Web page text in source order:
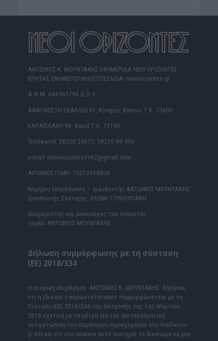
ΑΝΤΩΝΙΟΣ Κ. ΜΟΥΝΤΑΚΗΣ ΕΦΗΜΕΡΙΔΑ ΝΕΟΙ ΟΡΙΖΟΝΤΕΣ
ΚΡΗΤΗΣ ΕΝΗΜΕΡΩΤΙΚΗ ΙΣΤΟΣΕΛΙΔΑ: neoiorizontes.gr
Α.Φ.Μ. 044965796 Δ.Ο.Υ.
ΑΝΑΓΝΩΣΤΗ ΣΚΑΛΙΔΗ 91, Κίσαμος Χανίων Τ.Κ. 73400
ΚΑΡΑΪΣΚΑΚΗ 94, Χανιά Τ.Κ. 73100
Τηλέφωνα: 28220 23615, 28210 88.066
e-mail: neoiorizontes1992@gmail.com
ΑΡΙΘΜΟΣ ΓΕΜΗ: 75072958000
Νόμιμος Εκπρόσωπος – Διευθυντής ΑΝΤΩΝΙΟΣ ΜΟΥΝΤΑΚΗΣ
Διευθυντής Σύνταξης: ΕΛΕΝΗ ΤΟΥΛΟΥΠΑΚΗ
Διαχειριστής και Δικαιούχος του ονόματος
τομέα: ΑΝΤΩΝΙΟΣ ΜΟΥΝΤΑΚΗΣ
Δήλωση συμμόρφωσης με τη σύσταση
(ΕΕ) 2018/334
Η ατομική επιχείρηση ΑΝΤΩΝΙΟΣ Κ. ΜΟΥΝΤΑΚΗΣ δηλώνει
ότι η ίδια και ο παρών ιστότοπος συμμορφώνονται με τη
Σύσταση (ΕΕ) 2018/334 της Επιτροπής της 1ης Μαρτίου
2018 σχετικά με τα μέτρα για την αποτελεσματική
αντιμετώπιση του παράνομου περιεχομένου στο διαδίκτυο
(L 63) και ότι στο πλαίσιο αυτό διατηρεί το δικαίωμα να μην